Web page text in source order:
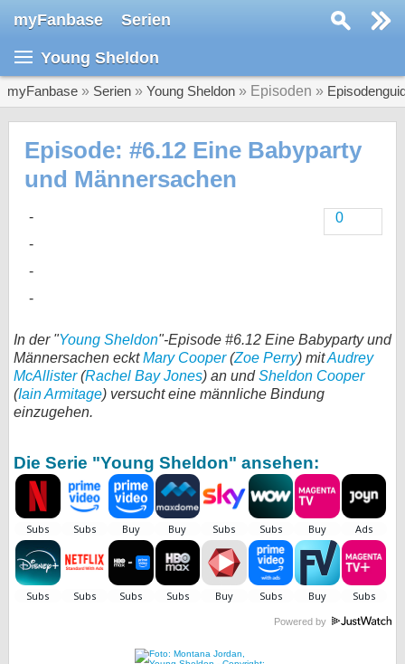
myFanbase Serien
Young Sheldon
myFanbase » Serien » Young Sheldon » Episoden »
Episode: #6.12 Eine Babyparty
und Männersachen
0
In der "Young Sheldon"-Episode #6.12 Eine Babyparty und
Männersachen ecktMary Cooper(Zoe Perry) mitAudrey
McAllister(Rachel Bay Jones) an undSheldon Cooper
(Iain Armitage) versucht eine männliche Bindung
einzugehen.
Die Serie "Young Sheldon" ansehen:
Powered by
SERIEN
Kolumnen
Gewinnspiele
Forum
bei Facebook
Kontakt
Nutzungsbedingungen
Datenschutz